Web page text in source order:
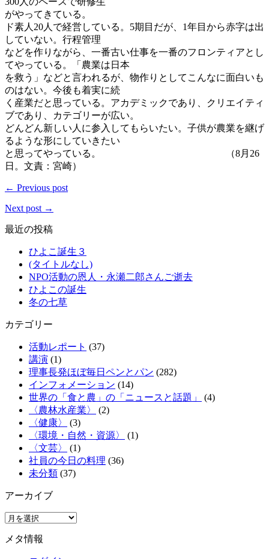
がやってきている。
ド素人20人で経営している。5期目だが、1年目から赤字は出
していない。行程管理
などを作りながら、一番古い仕事を一番のフロンティアとし
てやっている。「農業は日本
を救う」などと言われるが、物作りとしてこんなに面白いも
のはない。今後も着実に続
く産業だと思っている。アカデミックであり、クリエイティ
ブであり、カテゴリーが広い。
どんどん新しい人に参入してもらいたい。子供が農業を継げ
るような形にしていきたい
と思ってやっている。 （8月26
日。文責：宮崎）
← Previous post
Next post →
最近の投稿
ひよこ誕生３
(タイトルなし)
NPO活動の恩人・永瀬二郎さんご逝去
ひよこの誕生
冬の七草
カテゴリー
活動レポート (37)
講演 (1)
理事長発ほぼ毎日ペンとパン (282)
インフォメーション (14)
世界の「食と農」の「ニュースと話題」
(4)
〈農林水産業〉
(2)
〈健康〉
(3)
〈環境・自然・資源〉
(1)
〈文芸〉
(1)
社員の今日の料理 (36)
未分類 (37)
アーカイブ
ア
カ
メタ情報